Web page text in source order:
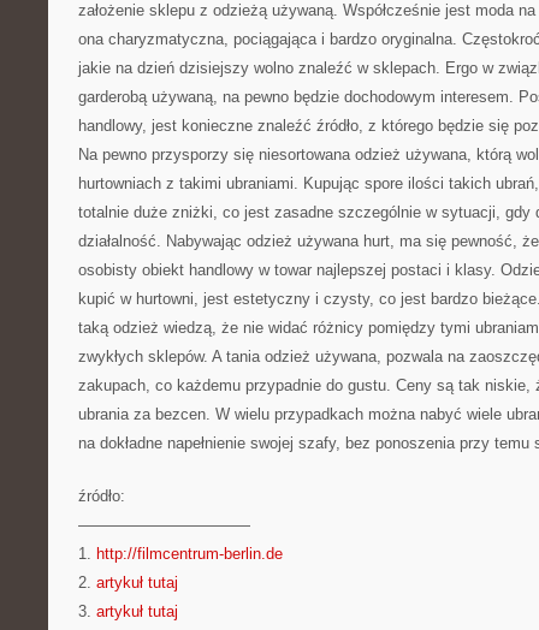
założenie sklepu z odzieżą używaną. Współcześnie jest moda
ona charyzmatyczna, pociągająca i bardzo oryginalna.
jakie na dzień dzisiejszy wolno znaleźć w sklepach. Ergo w
garderobą używaną, na pewno będzie dochodowym interesem.
handlowy, jest konieczne znaleźć źródło, z którego będzie się
Na pewno przysporzy się niesortowana odzież używana, którą
hurtowniach z takimi ubraniami. Kupując spore ilości takich
totalnie duże zniżki, co jest zasadne szczególnie w sytuacji, gdy
działalność. Nabywając odzież używana hurt, ma się pewność,
osobisty obiekt handlowy w towar najlepszej postaci i klasy.
kupić w hurtowni, jest estetyczny i czysty, co jest bardzo
taką odzież wiedzą, że nie widać różnicy pomiędzy tymi
zwykłych sklepów. A tania odzież używana, pozwala na
zakupach, co każdemu przypadnie do gustu. Ceny są tak niskie,
ubrania za bezcen. W wielu przypadkach można nabyć wiele
na dokładne napełnienie swojej szafy, bez ponoszenia przy temu
źródło:
———————————
1. http://filmcentrum-berlin.de
2. artykuł tutaj
3. artykuł tutaj